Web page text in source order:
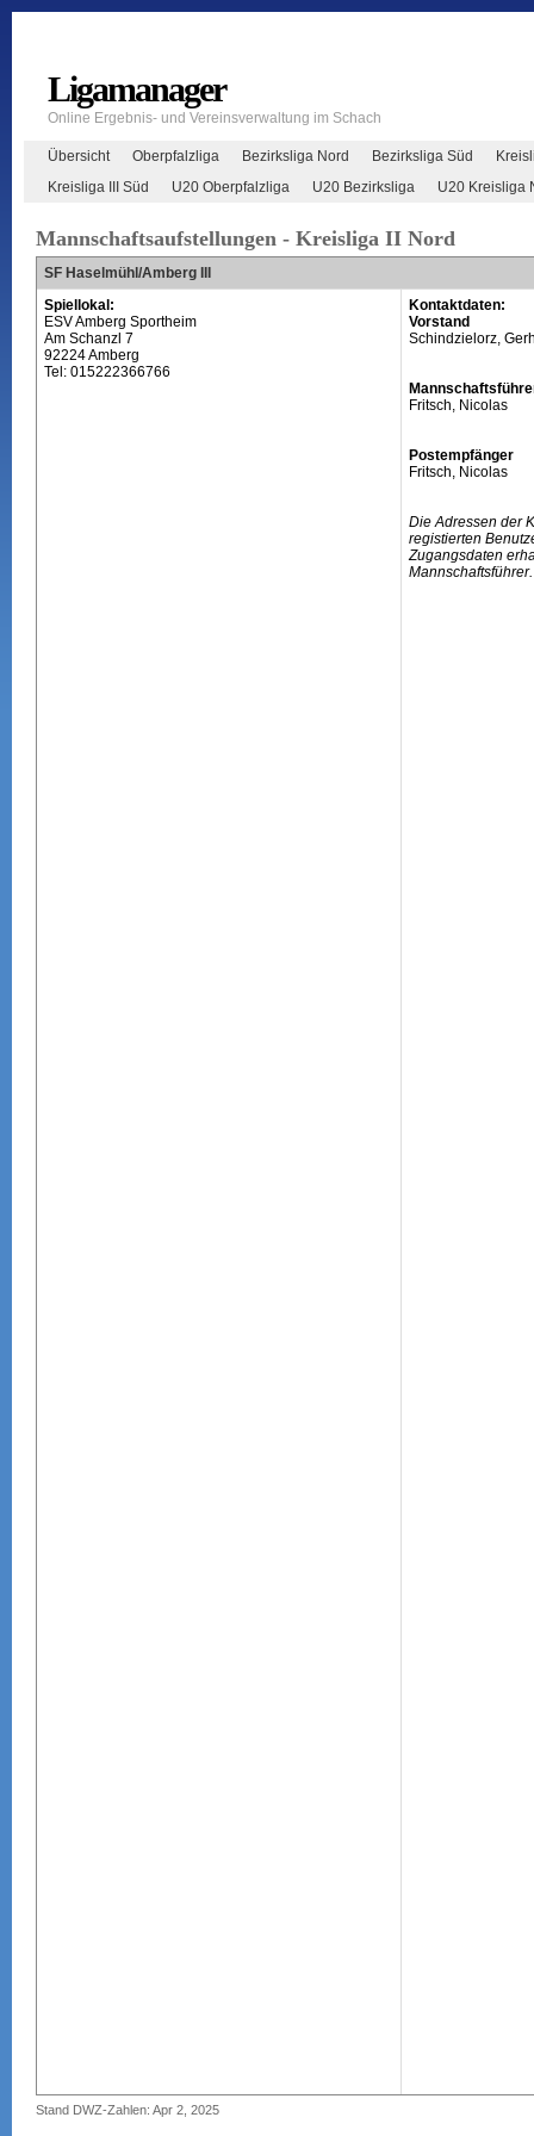
Ligamanager
Online Ergebnis- und Vereinsverwaltung im Schach
Übersicht Oberpfalzliga Bezirksliga Nord Bezirksliga Süd
Kreisliga III Süd
U20 Oberpfalzliga U20 Bezirksliga U20 Kreisliga
Mannschaftsaufstellungen - Kreisliga II Nord
SF Haselmühl/Amberg III
Spiellokal:
ESV Amberg Sportheim
Am Schanzl 7
92224 Amberg
Tel: 015222366766
Kontaktdaten:
Vorstand
Schindzielorz,
Fritsch, Nicolas
Postempfänger
Fritsch, Nicolas
Die Adressen der
registierten
Zugangsdaten
Mannschaftsführer.
Stand DWZ-Zahlen: Apr 2, 2025